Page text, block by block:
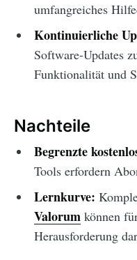
umfangreiches
Kontinuierliche
Software-Updates
Funktionalität und
Nachteile
Begrenzte
Tools erfordern
Lernkurve:
Valorum können
Herausforderung